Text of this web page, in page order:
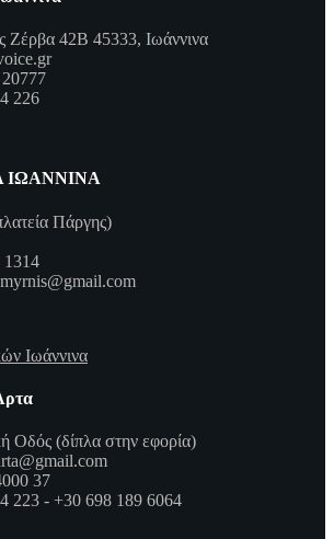
Ζέρβα 42Β 45333, Ιωάννινα
226
Πάργης)
1314
Ιωάννινα
Οδός (δίπλα στην εφορία)
37
223 - +30 698 189 6064